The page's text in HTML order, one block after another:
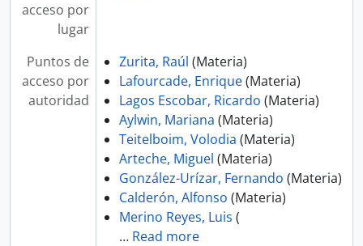
acceso por
lugar
Puntos de
acceso por
autoridad
Zurita, Raúl (Materia)
Lafourcade, Enrique(Materia)
Lagos Escobar, Ricardo (Materia)
Aylwin, Mariana (Materia)
Teitelboim, Volodia (Materia)
Arteche, Miguel (Materia)
González-Urízar, Fernando (Materia)
Calderón, Alfonso (Materia)
Merino Reyes, Luis (
… Read more